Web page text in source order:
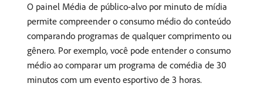
O painel Média de público-alvo por minuto de mídia
permite compreender o consumo médio do conteúdo
comparando programas de qualquer comprimento ou
gênero. Por exemplo, você pode entender o consumo
médio ao comparar um programa de comédia de 30
minutos com um evento esportivo de 3 horas.